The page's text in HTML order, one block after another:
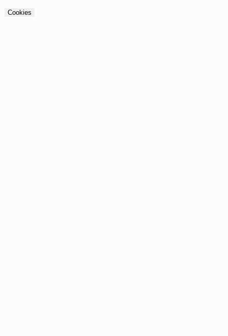
Cookies